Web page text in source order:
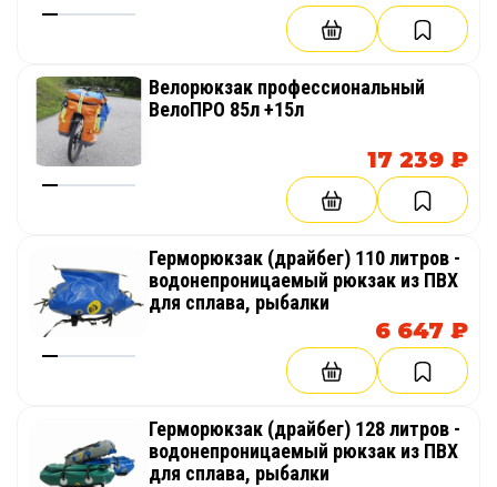
Велорюкзак профессиональный
ВелоПРО 85л +15л
17 239 ₽
Герморюкзак (драйбег) 110 литров -
водонепроницаемый рюкзак из ПВХ
для сплава, рыбалки
6 647 ₽
Герморюкзак (драйбег) 128 литров -
водонепроницаемый рюкзак из ПВХ
для сплава, рыбалки